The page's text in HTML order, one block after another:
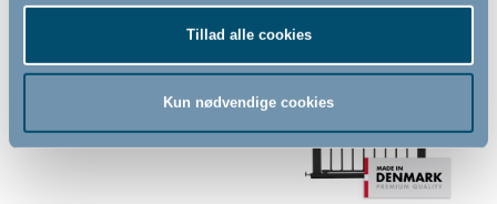
Tillad alle cookies
Kun nødvendige cookies